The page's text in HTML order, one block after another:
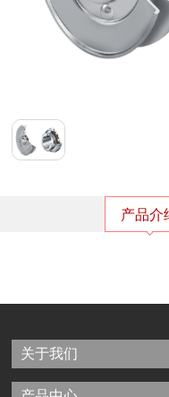
产品介
关于我们